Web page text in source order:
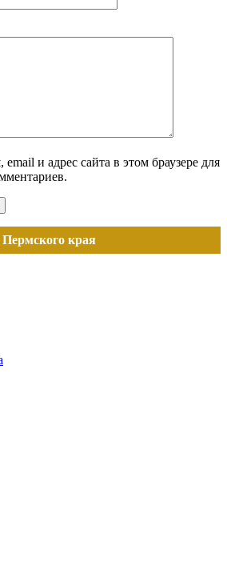
и адрес сайта в этом браузере для
края